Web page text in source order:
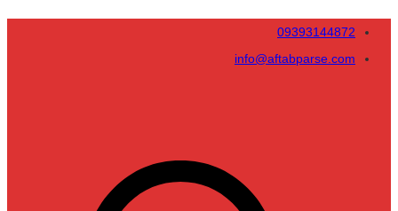
09393144872
info@aftabparse.com